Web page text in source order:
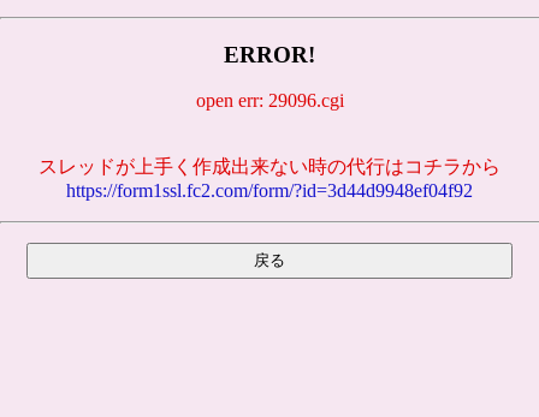
ERROR!
open err: 29096.cgi
スレッドが上手く作成出来ない時の代行はコチラから
https://form1ssl.fc2.com/form/?id=3d44d9948ef04f92